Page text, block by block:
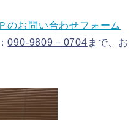
のお問い合わせフォーム
090-9809－0704 まで、お